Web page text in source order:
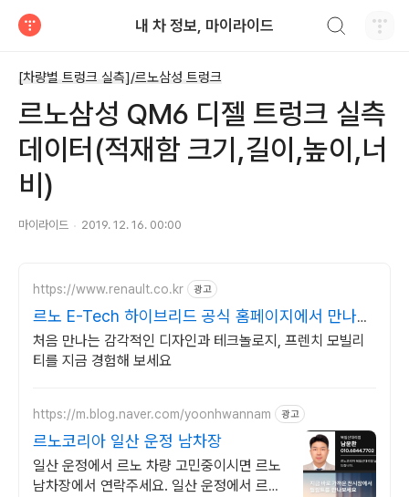
내 차 정보, 마이라이드
[차량별 트렁크 실측]/르노삼성 트렁크
르노삼성 QM6 디젤 트렁크 실측
데이터(적재함 크기,길이,높이,너
비)
마이라이드 2019. 12. 16. 00:00
https://www.renault.co.kr 광고
르노 E-Tech 하이브리드 공식 홈페이지에서 만나보
세요
처음 만나는 감각적인 디자인과 테크놀로지, 프렌치 모빌리
티를 지금 경험해 보세요
https://m.blog.naver.com/yoonhwannam 광고
르노코리아 일산 운정 남차장
일산 운정에서 르노 차량 고민중이시면 르노
남차장에서 연락주세요. 일산 운정에서 르노